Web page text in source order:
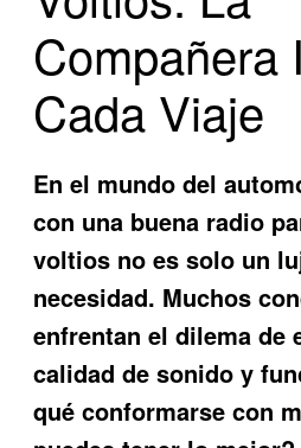
Compañera
Cada Viaje
En el mundo del
con una buena radio
voltios no es solo un
necesidad. Muchos
enfrentan el dilema de
calidad de sonido y
qué conformarse con